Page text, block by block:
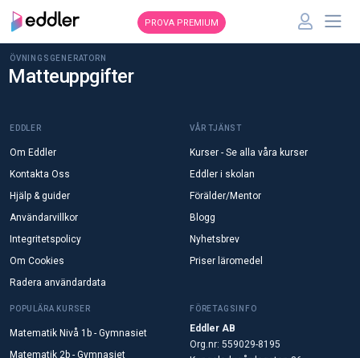
PROVA PREMIUM
ÖVNINGSGENERATORN
Matteuppgifter
EDDLER
Om Eddler
Kontakta Oss
Hjälp & guider
Användarvillkor
Integritetspolicy
Om Cookies
Radera användardata
VÅR TJÄNST
Kurser - Se alla våra kurser
Eddler i skolan
Förälder/Mentor
Blogg
Nyhetsbrev
Priser läromedel
POPULÄRA KURSER
Matematik Nivå 1b - Gymnasiet
Matematik 2b - Gymnasiet
FÖRETAGSINFO
Eddler AB
Org.nr: 559029-8195